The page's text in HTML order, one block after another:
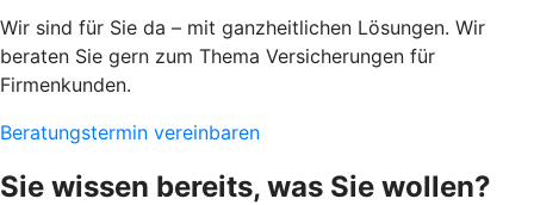
Wir sind für Sie da – mit ganzheitlichen Lösungen. Wir
beraten Sie gern zum Thema Versicherungen für
Firmenkunden.
Beratungstermin vereinbaren
Sie wissen bereits, was Sie wollen?